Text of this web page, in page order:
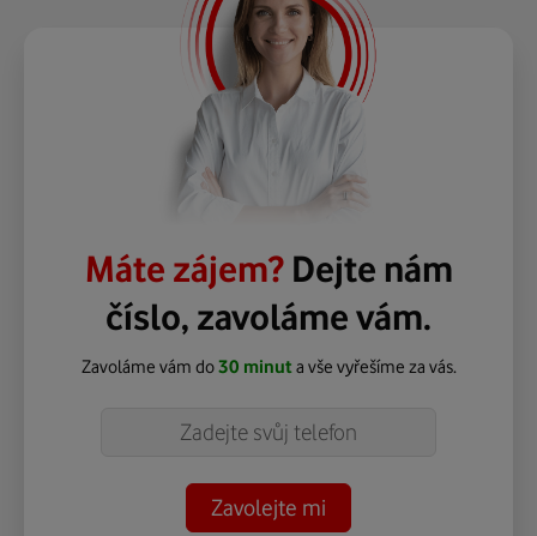
Máte zájem? Dejte nám
číslo, zavoláme vám.
Zavoláme vám do30 minuta vše vyřešíme za vás.
Telefon